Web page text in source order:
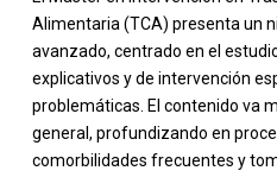
Alimentaria (TCA) presenta un
avanzado, centrado en el
explicativos y de intervención
problemáticas. El contenido va
general, profundizando en
comorbilidades frecuentes y